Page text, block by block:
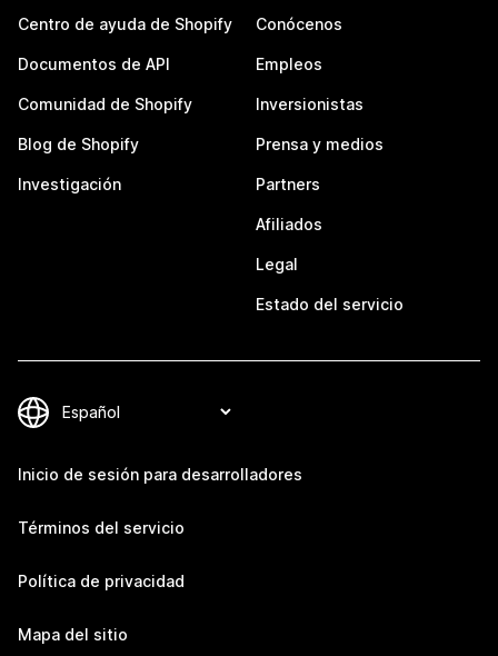
Centro de ayuda de Shopify
Documentos de API
Comunidad de Shopify
Blog de Shopify
Investigación
Conócenos
Empleos
Inversionistas
Prensa y medios
Partners
Afiliados
Legal
Estado del servicio
Inicio de sesión para desarrolladores
Términos del servicio
Política de privacidad
Mapa del sitio